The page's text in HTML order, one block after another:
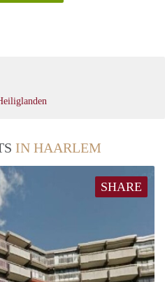
IN HAARLEM
SHARE